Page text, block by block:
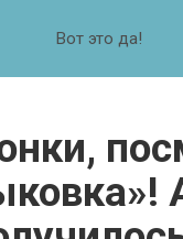
Вот это да!